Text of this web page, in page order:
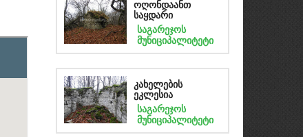
ოღონდაანთ
საყდარი
საგარეჯოს
მუნიციპალიტეტი
კახელების
ეკლესია
საგარეჯოს
მუნიციპალიტეტი